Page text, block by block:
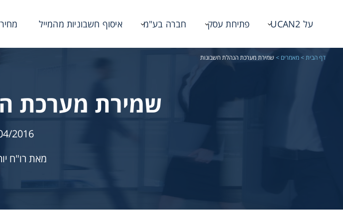
על UCAN2 פתיחת עסק חברה בע"מ איסוף חשבוניות מהמייל
דף הבית >מאמרים > שמירת מערכת הנהלת חשבונות
שמירת מערכת
2016
מאת רו"ח